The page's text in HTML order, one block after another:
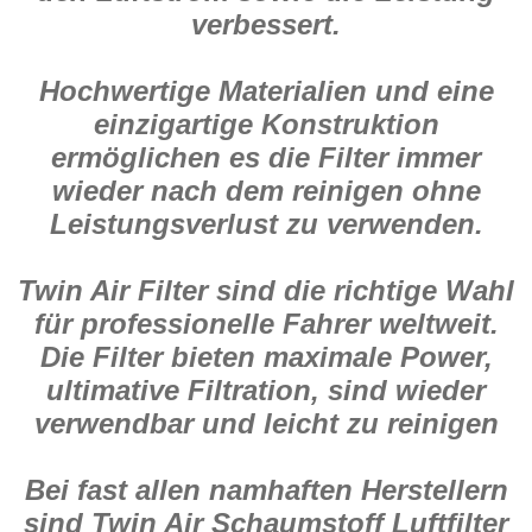
verbessert.
Hochwertige Materialien und eine
einzigartige Konstruktion
ermöglichen es die Filter immer
wieder nach dem reinigen ohne
Leistungsverlust zu verwenden.
Twin Air Filter sind die richtige Wahl
für professionelle Fahrer weltweit.
Die Filter bieten maximale Power,
ultimative Filtration, sind wieder
verwendbar und leicht zu reinigen
Bei fast allen namhaften Herstellern
sind Twin Air Schaumstoff Luftfilter